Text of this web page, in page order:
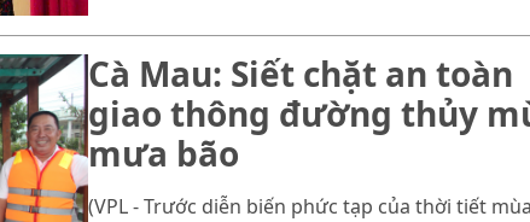
Cà Mau: Siết chặt an toàn
giao thông đường thủy
mưa bão
(VPL - Trước diễn biến phức tạp của thời tiết mùa